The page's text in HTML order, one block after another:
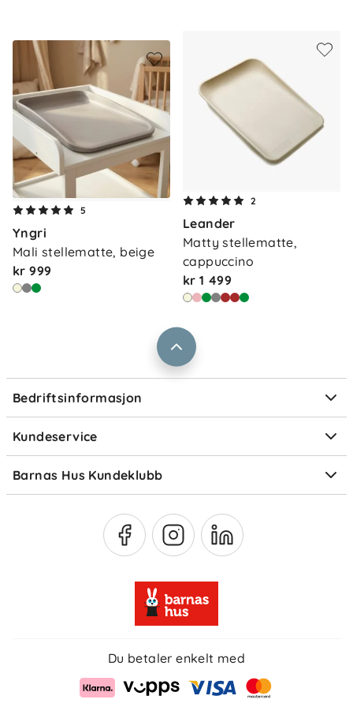
5
Yngri
Mali stellematte, beige
kr 999
2
Leander
Matty stellematte,
cappuccino
kr 1 499
Bedriftsinformasjon
Om oss
Våre butikker
Vårt samfunnsansvar
Jobbe i Barnas Hus
Størrelsesguider
Kundeservice
Kontakt oss
Frakt og levering
Retur og reklamasjon
Salgsbetingelser
Ofte stilte spørsmål
Om Klarna
Barnas Hus Kundeklubb
Medlemsvilkår
Du betaler enkelt med